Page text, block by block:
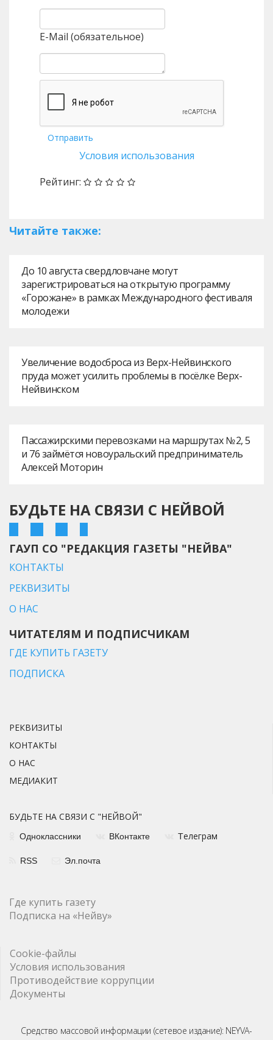
E-Mail (обязательное)
Отправить
Условия использования
Рейтинг:
Читайте также:
До 10 августа свердловчане могут
зарегистрироваться на открытую программу
«Горожане» в рамках Международного фестиваля
молодежи
Увеличение водосброса из Верх-Нейвинского
пруда может усилить проблемы в посёлке Верх-
Нейвинском
Пассажирскими перевозками на маршрутах № 2, 5
и 76 займётся новоуральский предприниматель
Алексей Моторин
БУДЬТЕ НА СВЯЗИ С НЕЙВОЙ
ГАУП СО "РЕДАКЦИЯ ГАЗЕТЫ "НЕЙВА"
КОНТАКТЫ
РЕКВИЗИТЫ
О НАС
ЧИТАТЕЛЯМ И ПОДПИСЧИКАМ
ГДЕ КУПИТЬ ГАЗЕТУ
ПОДПИСКА
РЕКВИЗИТЫ
КОНТАКТЫ
О НАС
МЕДИАКИТ
БУДЬТЕ НА СВЯЗИ С "НЕЙВОЙ"
Одноклассники ВКонтакте Телеграм
RSS Эл.почта
Где купить газету
Подписка на «Нейву»
Cookie-файлы
Условия использования
Противодействие коррупции
Документы
Средство массовой информации (сетевое издание): NEYVA-